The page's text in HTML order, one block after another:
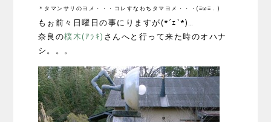
＊タマンサリのヨメ・・・コレすなわちタマヨメ・・・(≡ω≡．)
もぉ前々日曜日の事にりますが(*´ｪ`*)…
奈良の樸木(ｱﾗｷ) さんへと行って来た時のオハナ
シ。。。